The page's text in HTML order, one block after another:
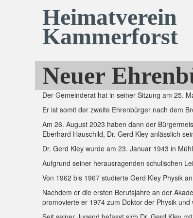
Heimatverein
Kammerforst
Neuer
Der Gemeinderat hat in seiner Sitzung am 25.
Er ist somit der zweite Ehrenbürger nach dem
Am 26. August 2023 haben dann der
Eberhard Hauschild, Dr. Gerd Kley anlässlich
Dr. Gerd Kley wurde am 23. Januar 1943 in
Aufgrund seiner herausragenden schulischen
Von 1962 bis 1967 studierte Gerd Kley Physik
Nachdem er die ersten Berufsjahre an der
promovierte er 1974 zum Doktor der Physik